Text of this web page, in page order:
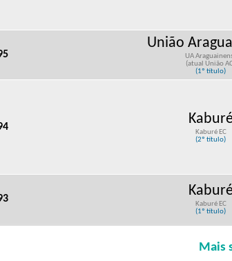
União
UA
(atual União
(1º título)
Kaburé EC
(2º título)
Kaburé EC
(1º título)
Mais